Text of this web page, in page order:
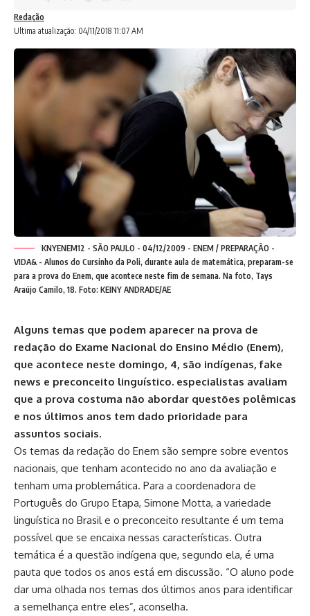
Ultima atualização: 04/11/2018 11:07 AM
Redação
KNYENEM12 - SÃO PAULO - 04/12/2009 - ENEM / PREPARAÇÃO -
VIDA& - Alunos do Cursinho da Poli, durante aula de matemática, preparam-se
para a prova do Enem, que acontece neste fim de semana. Na foto, Tays
Araújo Camilo, 18. Foto: KEINY ANDRADE/AE
Alguns temas que podem aparecer na prova de
redação do Exame Nacional do Ensino Médio (Enem),
que acontece neste domingo, 4, são indígenas, fake
news e preconceito linguístico. especialistas avaliam
que a prova costuma não abordar questões polêmicas
e nos últimos anos tem dado prioridade para
assuntos sociais.
Os temas da redação do Enem são sempre sobre eventos
nacionais, que tenham acontecido no ano da avaliação e
tenham uma problemática. Para a coordenadora de
Português do Grupo Etapa, Simone Motta, a variedade
linguística no Brasil e o preconceito resultante é um tema
possível que se encaixa nessas características. Outra
temática é a questão indígena que, segundo ela, é uma
pauta que todos os anos está em discussão. “O aluno pode
dar uma olhada nos temas dos últimos anos para identificar
a semelhança entre eles”, aconselha.